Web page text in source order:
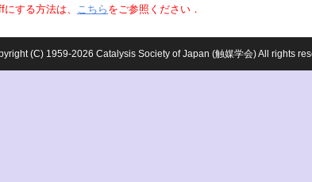
する方法は、 こちら をご参照ください．
(C) 1959-2026 Catalysis Society of Japan (触媒学会) All rights